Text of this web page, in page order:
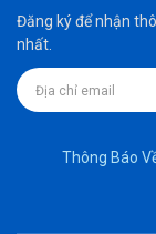
Đăng ký để nhận
nhất.
Thông Báo